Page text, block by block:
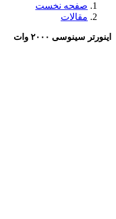
صفحه نخست
مقالات
اینورتر سینوسی ۲۰۰۰ وات